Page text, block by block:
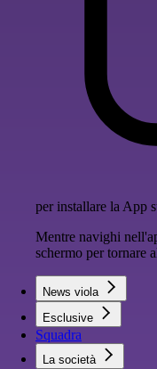
per installare la App
Mentre navighi
schermo per tornare
News viola
Esclusive
Squadra
La società